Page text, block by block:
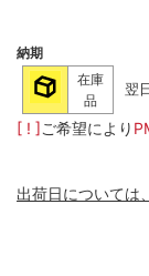
納期
在庫
品
翌
[ ! ]ご希望により
出荷日については、